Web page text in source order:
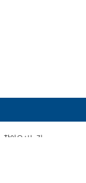
찾아오시는길